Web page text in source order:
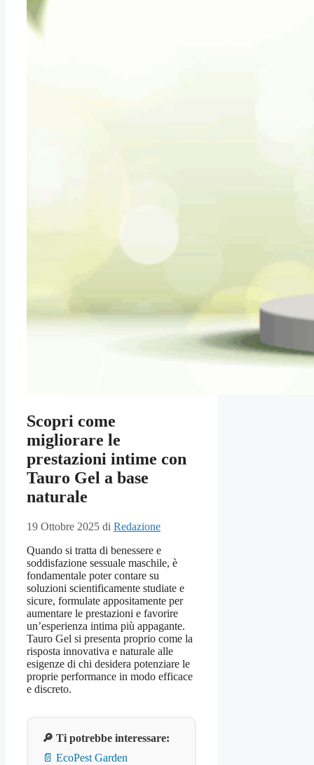
Scopri come
migliorare le
prestazioni intime con
Tauro Gel a base
naturale
19 Ottobre 2025 di Redazione
Quando si tratta di benessere e
soddisfazione sessuale maschile, è
fondamentale poter contare su
soluzioni scientificamente studiate e
sicure, formulate appositamente per
aumentare le prestazioni e favorire
un’esperienza intima più appagante.
Tauro Gel si presenta proprio come la
risposta innovativa e naturale alle
esigenze di chi desidera potenziare le
proprie performance in modo efficace
e discreto.
🔎 Ti potrebbe interessare:
📄 EcoPest Garden